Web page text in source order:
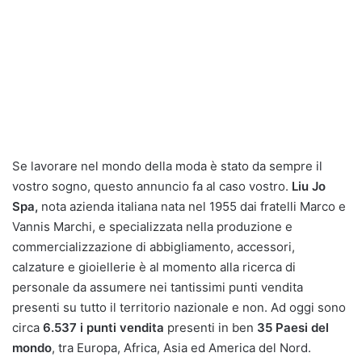
Se lavorare nel mondo della moda è stato da sempre il
vostro sogno, questo annuncio fa al caso vostro. Liu Jo
Spa, nota azienda italiana nata nel 1955 dai fratelli Marco e
Vannis Marchi, e specializzata nella produzione e
commercializzazione di abbigliamento, accessori,
calzature e gioiellerie è al momento alla ricerca di
personale da assumere nei tantissimi punti vendita
presenti su tutto il territorio nazionale e non. Ad oggi sono
circa 6.537 i punti vendita presenti in ben 35 Paesi del
mondo, tra Europa, Africa, Asia ed America del Nord.